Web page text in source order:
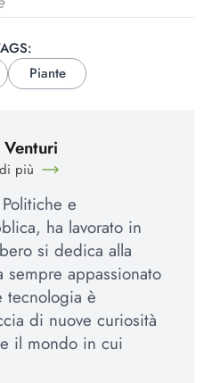
Piante
Venturi
più
e
ha lavorato in
si dedica alla
sempre appassionato
tecnologia è
di nuove curiosità
il mondo in cui